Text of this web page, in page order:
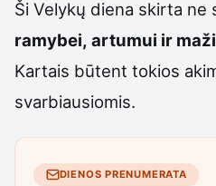
Ši Velykų diena skirta ne
ramybei, artumui ir
Kartais būtent tokios
svarbiausiomis.
DIENOS PRENUMERATA